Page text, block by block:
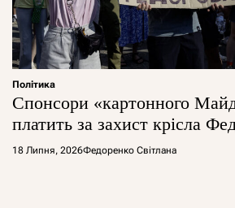
Політика
Спонсори «картонного
платить за захист крісла
18 Липня, 2026Федоренко Світлана